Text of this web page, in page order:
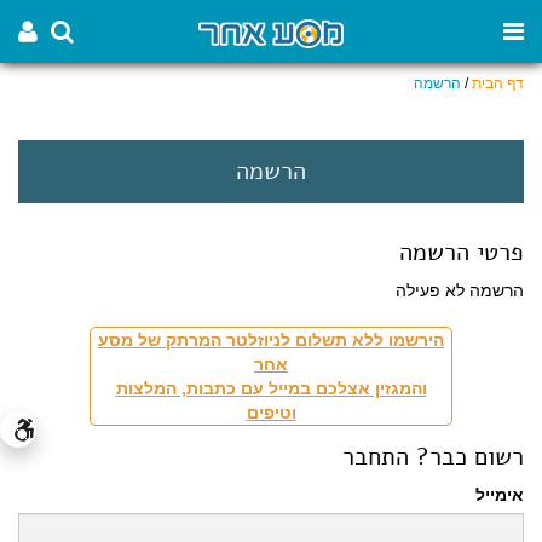
דף הבית/ הרשמה
הרשמה
פרטי הרשמה
הרשמה לא פעילה
הירשמו ללא תשלום לניוזלטר המרתק של מסע
אחר
והמגזין אצלכם במייל עם כתבות, המלצות
וטיפים
רשום כבר? התחבר
אימייל